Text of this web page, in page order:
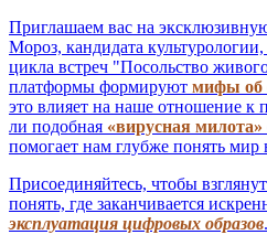
Приглашаем вас на
Мороз, кандидата
цикла встреч "Посольство
платформы формируют мифы об
это влияет на наше отношение к
ли подобная «вирусная милота»
помогает нам глубже понять мир
Присоединяйтесь, чтобы
понять, где заканчивается
эксплуатация цифровых образов